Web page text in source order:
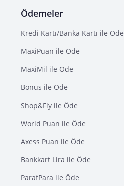
Ödemeler
Kredi Kartı/Banka Kartı ile Öde
MaxiPuan ile Öde
MaxiMil ile Öde
Bonus ile Öde
Shop&Fly ile Öde
World Puan ile Öde
Axess Puan ile Öde
Bankkart Lira ile Öde
ParafPara ile Öde